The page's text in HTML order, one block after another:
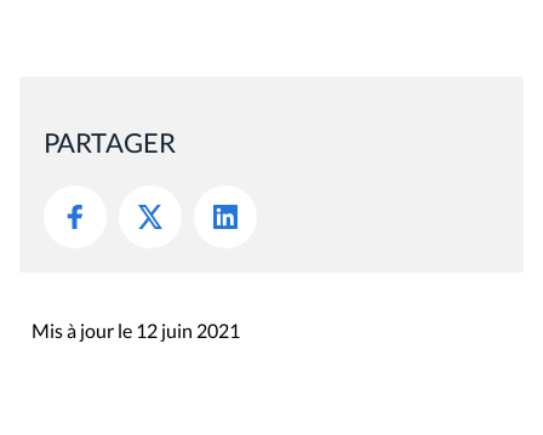
PARTAGER
Mis à jour le 12 juin 2021